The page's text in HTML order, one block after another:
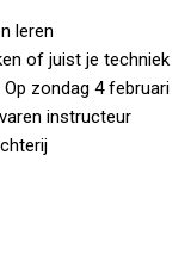
leren
of juist je techniek
zondag 4 februari
instructeur